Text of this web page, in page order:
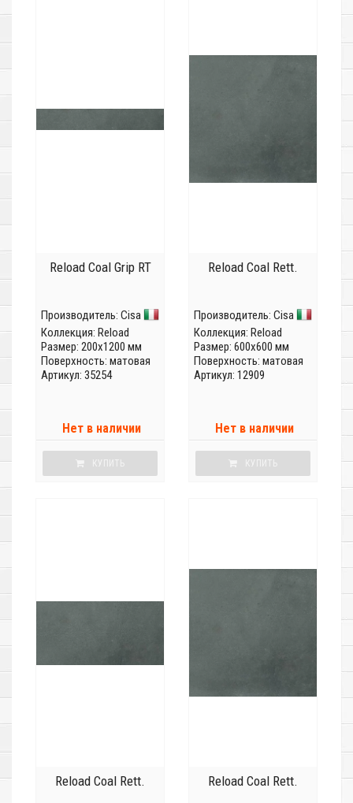
Reload Coal Grip RT
Производитель: Cisa
Коллекция: Reload
Размер: 200x1200 мм
Поверхность: матовая
Артикул: 35254
Нет в наличии
КУПИТЬ
Reload Coal Rett.
Производитель: Cisa
Коллекция: Reload
Размер: 600x600 мм
Поверхность: матовая
Артикул: 12909
Нет в наличии
КУПИТЬ
Reload Coal Rett. Reload Coal Rett.